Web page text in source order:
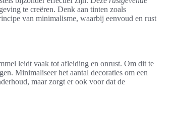
te creëren. Denk aan tinten zoals
van minimalisme, waarbij eenvoud en rust
leidt vaak tot afleiding en onrust. Om dit te
Minimaliseer het aantal decoraties om een
maar zorgt er ook voor dat de